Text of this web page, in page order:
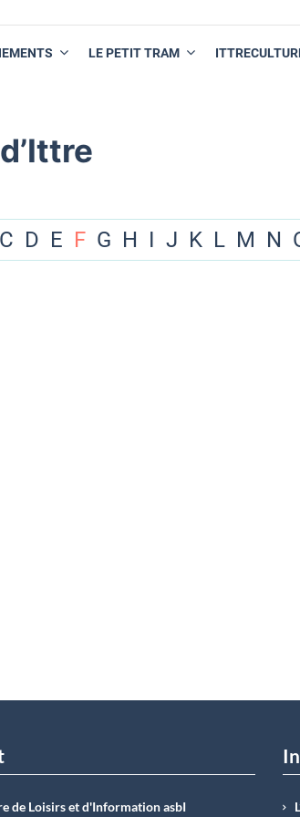
LE PETIT TRAM
C D E F G H I J K L M N
de Loisirs et d'Information asbI